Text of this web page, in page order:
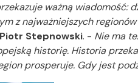
ważną wiadomość:
z najważniejszych
Stepnowski. - Nie ma
historię. Historia
prosperuje. Gdy jest